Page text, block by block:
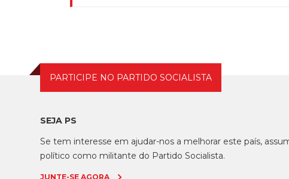
PARTICIPE NO PARTIDO SOCIALISTA
SEJA PS
Se tem interesse em ajudar-nos a melhorar este país,
político como militante do Partido Socialista.
JUNTE-SE AGORA